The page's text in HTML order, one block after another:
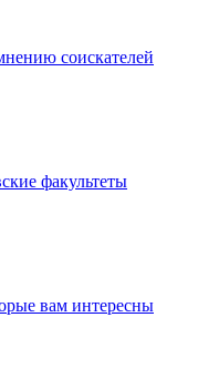
соискателей
факультеты
вам интересны